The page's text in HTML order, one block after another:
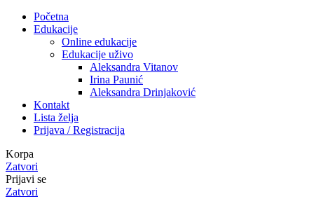
Početna
Edukacije
Online edukacije
Edukacije uživo
Aleksandra Vitanov
Irina Paunić
Aleksandra Drinjaković
Kontakt
Lista želja
Prijava / Registracija
Korpa
Zatvori
Prijavi se
Zatvori